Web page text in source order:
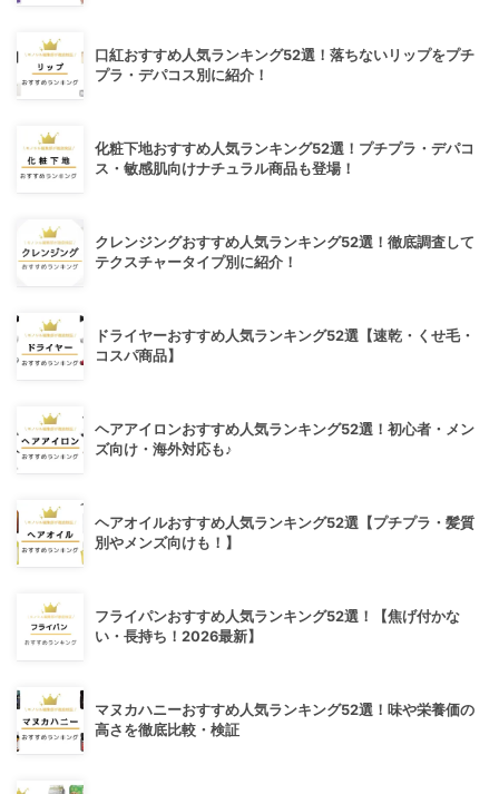
口紅おすすめ人気ランキング52選！落ちないリップをプチ
プラ・デパコス別に紹介！
化粧下地おすすめ人気ランキング52選！プチプラ・デパコ
ス・敏感肌向けナチュラル商品も登場！
クレンジングおすすめ人気ランキング52選！徹底調査して
テクスチャータイプ別に紹介！
ドライヤーおすすめ人気ランキング52選【速乾・くせ毛・
コスパ商品】
ヘアアイロンおすすめ人気ランキング52選！初心者・メン
ズ向け・海外対応も♪
ヘアオイルおすすめ人気ランキング52選【プチプラ・髪質
別やメンズ向けも！】
フライパンおすすめ人気ランキング52選！【焦げ付かな
い・長持ち！2026最新】
マヌカハニーおすすめ人気ランキング52選！味や栄養価の
高さを徹底比較・検証